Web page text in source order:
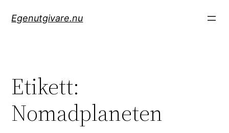
Egenutgivare.nu
Etikett:
Nomadplaneten